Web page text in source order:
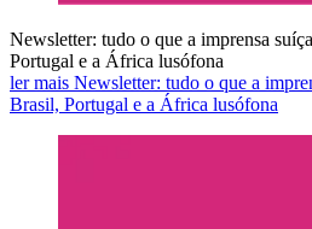
Newsletter: tudo o que a imprensa
Portugal e a África lusófona
ler mais Newsletter: tudo o que a
Brasil, Portugal e a África lusófona